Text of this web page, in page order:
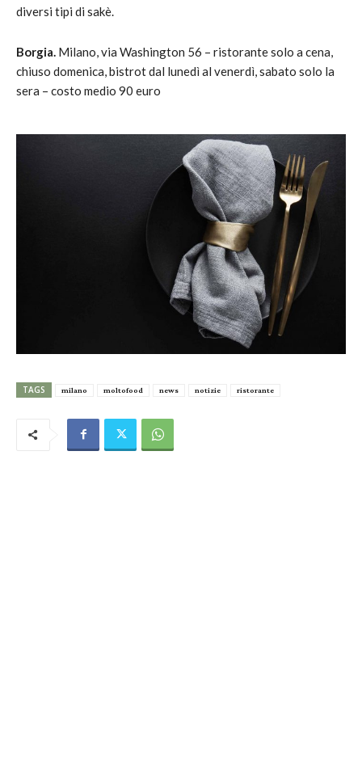
diversi tipi di sakè.
Borgia. Milano, via Washington 56 – ristorante solo a cena,
chiuso domenica, bistrot dal lunedì al venerdì, sabato solo la
sera – costo medio 90 euro
TAGS milano moltofood news notizie ristorante